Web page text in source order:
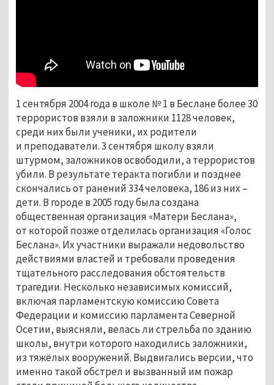
1 сентября 2004 года в школе № 1 в Беслане более 30
террористов взяли в заложники 1128 человек,
среди них были ученики, их родители
и преподаватели. 3 сентября школу взяли
штурмом, заложников освободили, а террористов
убили. В результате теракта погибли и позднее
скончались от ранений 334 человека, 186 из них –
дети. В городе в 2005 году была создана
общественная организация «Матери Беслана»,
от которой позже отделилась организация «Голос
Беслана». Их участники выражали недовольство
действиями властей и требовали проведения
тщательного расследования обстоятельств
трагедии. Несколько независимых комиссий,
включая парламентскую комиссию Совета
Федерации и комиссию парламента Северной
Осетии, выясняли, велась ли стрельба по зданию
школы, внутри которого находились заложники,
из тяжёлых вооружений. Выдвигались версии, что
именно такой обстрел и вызванный им пожар